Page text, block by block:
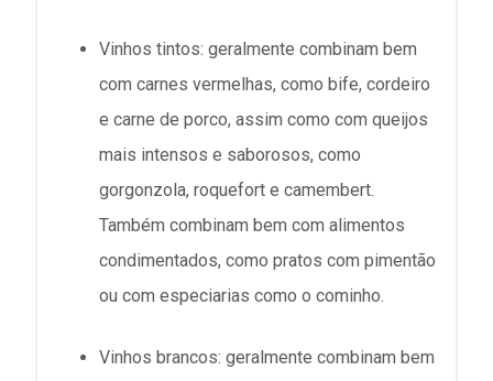
Vinhos tintos: geralmente combinam bem
com carnes vermelhas, como bife, cordeiro
e carne de porco, assim como com queijos
mais intensos e saborosos, como
gorgonzola, roquefort e camembert.
Também combinam bem com alimentos
condimentados, como pratos com pimentão
ou com especiarias como o cominho.
Vinhos brancos: geralmente combinam bem